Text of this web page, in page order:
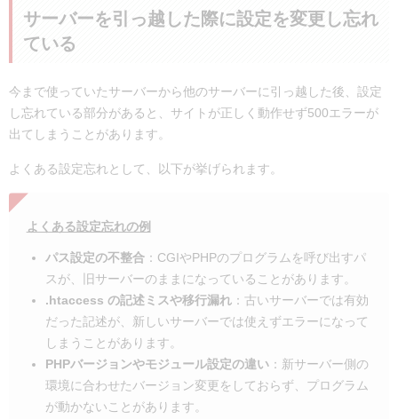
サーバーを引っ越した際に設定を変更し忘れ
ている
今まで使っていたサーバーから他のサーバーに引っ越した後、設定
し忘れている部分があると、サイトが正しく動作せず500エラーが
出てしまうことがあります。
よくある設定忘れとして、以下が挙げられます。
よくある設定忘れの例
パス設定の不整合：CGIやPHPのプログラムを呼び出すパ
スが、旧サーバーのままになっていることがあります。
.htaccess の記述ミスや移行漏れ：古いサーバーでは有効
だった記述が、新しいサーバーでは使えずエラーになって
しまうことがあります。
PHPバージョンやモジュール設定の違い：新サーバー側の
環境に合わせたバージョン変更をしておらず、プログラム
が動かないことがあります。